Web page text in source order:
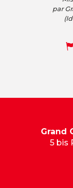
par
Grand
5 bis